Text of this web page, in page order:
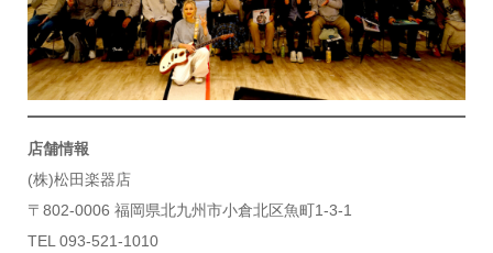
店舗情報
(株)松田楽器店
〒802-0006 福岡県北九州市小倉北区魚町1-3-1
TEL 093-521-1010